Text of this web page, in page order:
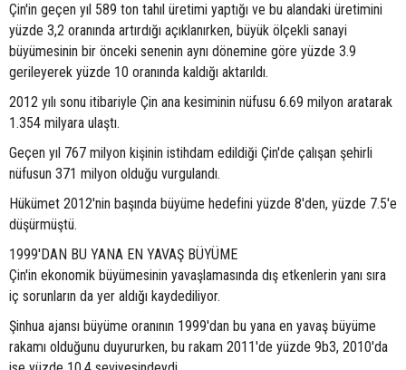
Çin'in geçen yıl 589 ton tahıl üretimi yaptığı ve bu alandaki üretimini
yüzde 3,2 oranında artırdığı açıklanırken, büyük ölçekli sanayi
büyümesinin bir önceki senenin aynı dönemine göre yüzde 3.9
gerileyerek yüzde 10 oranında kaldığı aktarıldı.
2012 yılı sonu itibariyle Çin ana kesiminin nüfusu 6.69 milyon aratarak
1.354 milyara ulaştı.
Geçen yıl 767 milyon kişinin istihdam edildiği Çin'de çalışan şehirli
nüfusun 371 milyon olduğu vurgulandı.
Hükümet 2012'nin başında büyüme hedefini yüzde 8'den, yüzde 7.5'e
düşürmüştü.
1999'DAN BU YANA EN YAVAŞ BÜYÜME
Çin'in ekonomik büyümesinin yavaşlamasında dış etkenlerin yanı sıra
iç sorunların da yer aldığı kaydediliyor.
Şinhua ajansı büyüme oranının 1999'dan bu yana en yavaş büyüme
rakamı olduğunu duyururken, bu rakam 2011'de yüzde 9b3, 2010'da